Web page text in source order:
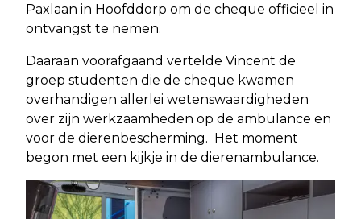
Paxlaan in Hoofddorp om de cheque officieel in
ontvangst te nemen.
Daaraan voorafgaand vertelde Vincent de
groep studenten die de cheque kwamen
overhandigen allerlei wetenswaardigheden
over zijn werkzaamheden op de ambulance en
voor de dierenbescherming. Het moment
begon met een kijkje in de dierenambulance.